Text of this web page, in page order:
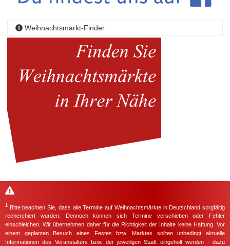
Weihnachtsmarkt-Finder
1
Bitte beachten Sie, dass alle Termine auf Weihnachtsmärkte in Deutschland sorgfältig
recherchiert wurden. Dennoch können sich Termine verschieben oder Fehler
einschleichen. Wir übernehmen daher für die Richtigkeit der Inhalte keine Haftung. Vor
einem geplanten Besuch eines Festes bzw. Marktes sollten unbedingt aktuelle
Informationen des Veranstalters bzw. der jeweiligen Stadt eingeholt werden - dazu